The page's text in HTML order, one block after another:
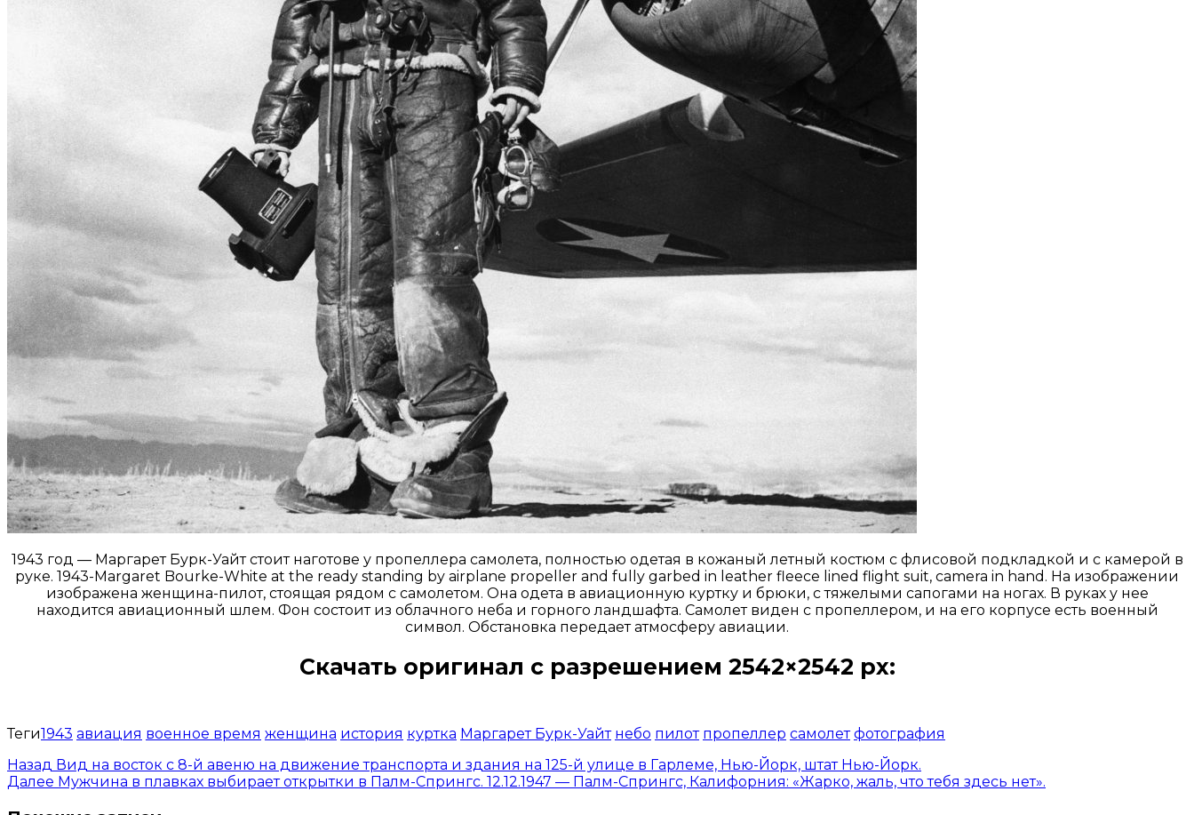
1943 год — Маргарет Бурк-Уайт стоит наготове у пропеллера самолета, полностью одетая в кожаный летный костюм с флисовой подкладкой и с камерой в
руке. 1943-Margaret Bourke-White at the ready standing by airplane propeller and fully garbed in leather fleece lined flight suit, camera in hand. На изображении
изображена женщина-пилот, стоящая рядом с самолетом. Она одета в авиационную куртку и брюки, с тяжелыми сапогами на ногах. В руках у нее
находится авиационный шлем. Фон состоит из облачного неба и горного ландшафта. Самолет виден с пропеллером, и на его корпусе есть военный
символ. Обстановка передает атмосферу авиации.
Скачать оригинал с разрешением 2542×2542 px:
Теги1943 авиация военное время женщина история куртка Маргарет Бурк-Уайт небо пилот пропеллер самолет фотография
Назад Вид на восток с 8-й авеню на движение транспорта и здания на 125-й улице в Гарлеме, Нью-Йорк, штат Нью-Йорк.
Далее Мужчина в плавках выбирает открытки в Палм-Спрингс. 12.12.1947 — Палм-Спрингс, Калифорния: «Жарко, жаль, что тебя здесь нет».